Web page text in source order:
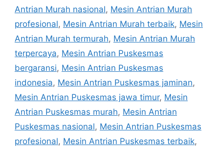
Antrian Murah nasional, Mesin Antrian Murah
profesional, Mesin Antrian Murah terbaik, Mesin
Antrian Murah termurah, Mesin Antrian Murah
terpercaya, Mesin Antrian Puskesmas
bergaransi, Mesin Antrian Puskesmas
indonesia, Mesin Antrian Puskesmas jaminan,
Mesin Antrian Puskesmas jawa timur, Mesin
Antrian Puskesmas murah, Mesin Antrian
Puskesmas nasional, Mesin Antrian Puskesmas
profesional, Mesin Antrian Puskesmas terbaik,